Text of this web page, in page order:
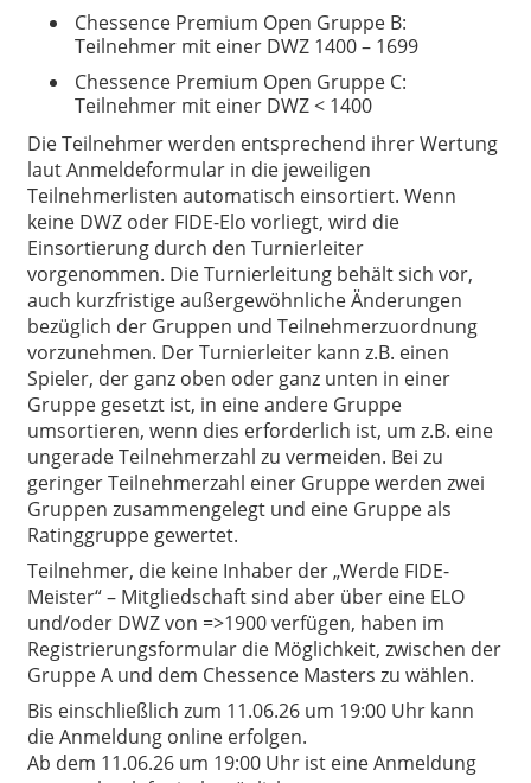
Chessence Premium Open Gruppe B:
Teilnehmer mit einer DWZ 1400 – 1699
Chessence Premium Open Gruppe C:
Teilnehmer mit einer DWZ < 1400
Die Teilnehmer werden entsprechend ihrer Wertung
laut Anmeldeformular in die jeweiligen
Teilnehmerlisten automatisch einsortiert. Wenn
keine DWZ oder FIDE-Elo vorliegt, wird die
Einsortierung durch den Turnierleiter
vorgenommen. Die Turnierleitung behält sich vor,
auch kurzfristige außergewöhnliche Änderungen
bezüglich der Gruppen und Teilnehmerzuordnung
vorzunehmen. Der Turnierleiter kann z.B. einen
Spieler, der ganz oben oder ganz unten in einer
Gruppe gesetzt ist, in eine andere Gruppe
umsortieren, wenn dies erforderlich ist, um z.B. eine
ungerade Teilnehmerzahl zu vermeiden. Bei zu
geringer Teilnehmerzahl einer Gruppe werden zwei
Gruppen zusammengelegt und eine Gruppe als
Ratinggruppe gewertet.
Teilnehmer, die keine Inhaber der „Werde FIDE-
Meister“ – Mitgliedschaft sind aber über eine ELO
und/oder DWZ von =>1900 verfügen, haben im
Registrierungsformular die Möglichkeit, zwischen der
Gruppe A und dem Chessence Masters zu wählen.
Bis einschließlich zum 11.06.26 um 19:00 Uhr kann
die Anmeldung online erfolgen.
Ab dem 11.06.26 um 19:00 Uhr ist eine Anmeldung